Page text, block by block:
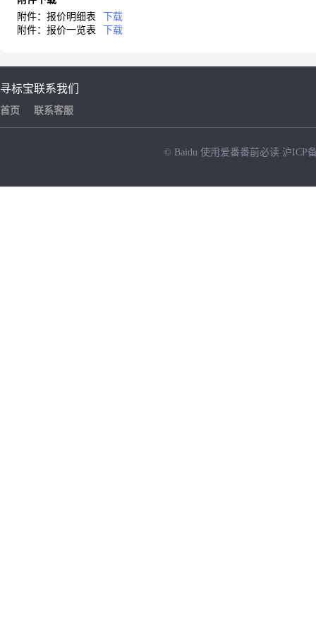
附件：报价明细表
下载
附件：报价一览表
下载
寻标宝
首页
联系我们
联系客服
© Baidu 使用爱番番前必读 沪ICP